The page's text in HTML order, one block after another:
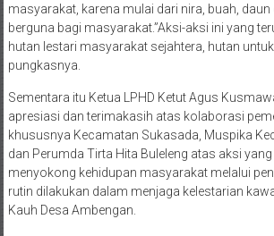
masyarakat, karena mulai dari nira, buah,
berguna bagi masyarakat.”Aksi-aksi ini yang
hutan lestari masyarakat sejahtera, hutan
pungkasnya.
Sementara itu Ketua LPHD Ketut Agus
apresiasi dan terimakasih atas kolaborasi
khususnya Kecamatan Sukasada, Muspika
dan Perumda Tirta Hita Buleleng atas aksi
menyokong kehidupan masyarakat melalui
rutin dilakukan dalam menjaga kelestarian
Kauh Desa Ambengan.